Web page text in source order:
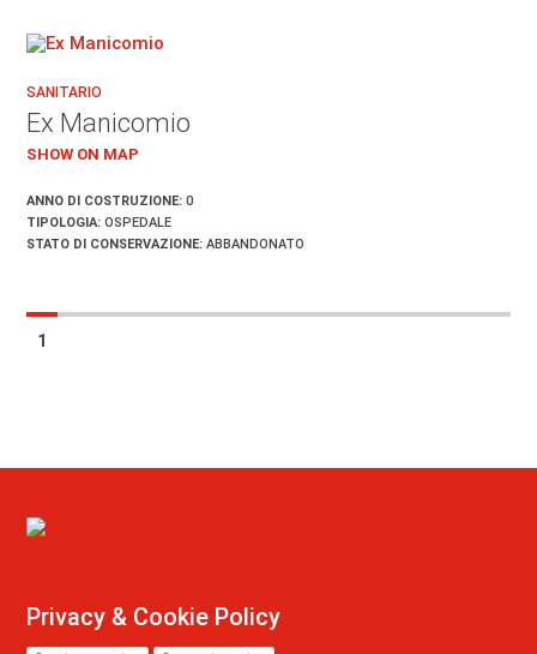
SANITARIO
Ex Manicomio
SHOW ON MAP
ANNO DI COSTRUZIONE: 0
TIPOLOGIA: OSPEDALE
STATO DI CONSERVAZIONE: ABBANDONATO
1
Privacy & Cookie Policy